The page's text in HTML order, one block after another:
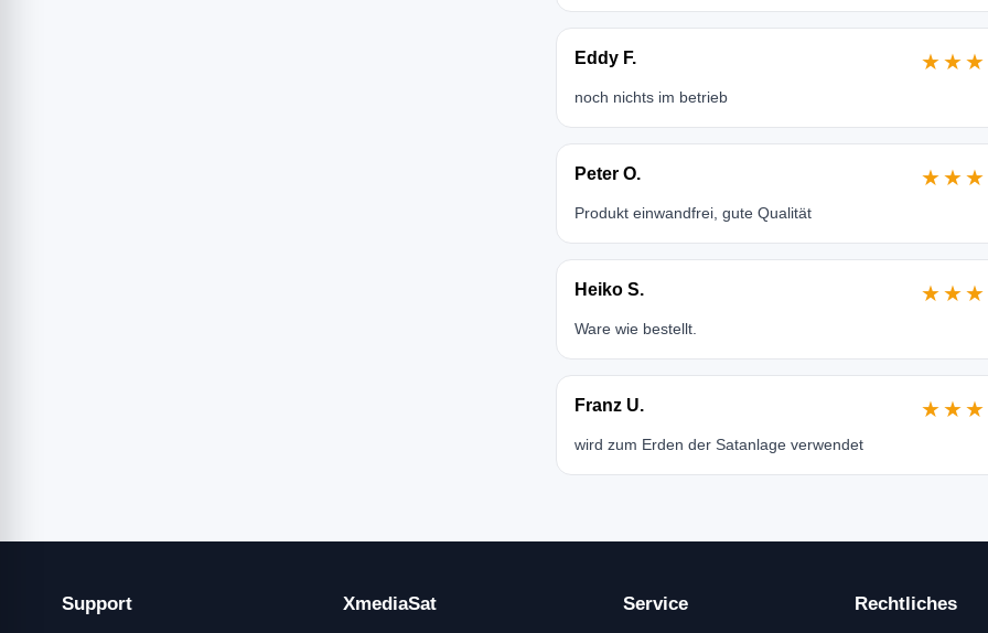
Eddy F.
noch nichts im betrieb
Peter O.
Produkt einwandfrei, gute Qualität
Heiko S.
Ware wie bestellt.
Franz U.
wird zum Erden der Satanlage verwendet
Support XmediaSat Service Rechtliches